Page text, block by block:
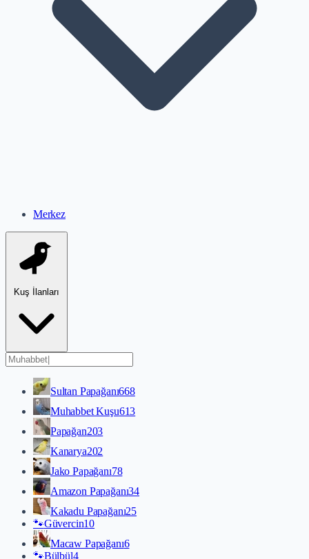
Merkez
Kuş İlanları
Sultan Papağanı668
Muhabbet Kuşu613
Papağan203
Kanarya202
Jako Papağanı78
Amazon Papağanı34
Kakadu Papağanı25
🐾Güvercin10
Macaw Papağanı6
🐾Bülbül4